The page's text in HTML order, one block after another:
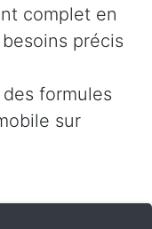
complet en
précis
formules
sur